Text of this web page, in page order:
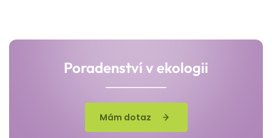
Poradenství v ekologii
Mám dotaz